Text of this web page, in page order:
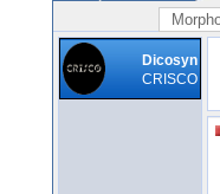
Dicosyn
CRISCO